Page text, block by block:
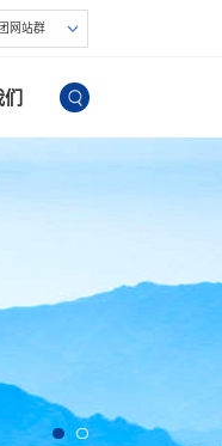
网站群